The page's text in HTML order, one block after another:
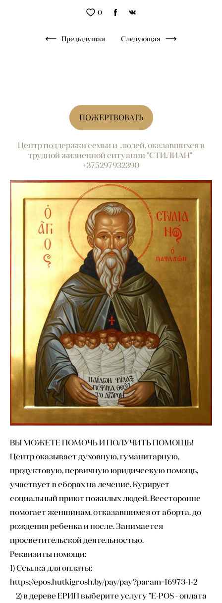
0
Предыдущая Следующая
ПОЖЕРТВОВАТЬ
Центр поддержки семьи и людей, оказавшихся в
трудной жизненной ситуации "СТИЛИАН"
+375297932390
ВЫ МОЖЕТЕ ПОМОЧЬ И ПОЛУЧИТЬ ПОМОЩЬ!
Центр оказывает духовную, гуманитарную,
продуктовую, первичную юридическую помощь,
участвует в сборах на лечение. Курирует
социальный приют пожилых людей. Всесторонне
помогает женщинам, отказавшимся от аборта, до
рождения ребенка и после. Занимается
просветительской деятельностью.
Реквизиты помощи:
1) Ссылка для оплаты:
https://epos.hutkigrosh.by/pay/pay?param=16973-1-2
2) в дереве ЕРИП выберите услугу "E-POS - оплата